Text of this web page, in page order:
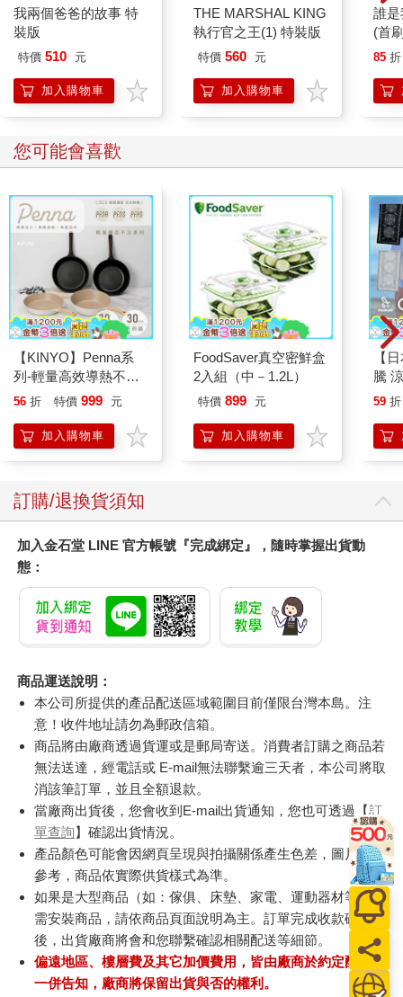
我兩個爸爸的故事 特
裝版
特價 510 元
加入購物車
THE MARSHAL KING
執行官之王(1) 特裝版
特價 560 元
加入購物車
誰
(首
85 折
您可能會喜歡
【KINYO】Penna系
列-輕量高效導熱不沾
平煎鍋30cm
56 折 特價 999 元
加入購物車
FoodSaver真空密鮮盒
2入組（中－1.2L）
特價 899 元
加入購物車
【
騰
涼
毛巾
59 折
訂購/退換貨須知
加入金石堂 LINE 官方帳號『完成綁定』，隨時掌握出貨動
態：
商品運送說明：
本公司所提供的產品配送區域範圍目前僅限台灣本島。注
意！收件地址請勿為郵政信箱。
商品將由廠商透過貨運或是郵局寄送。消費者訂購之商品若
無法送達，經電話或 E-mail無法聯繫逾三天者，本公司將取
消該筆訂單，並且全額退款。
當廠商出貨後，您會收到E-mail出貨通知，您也可透過【訂
單查詢】確認出貨情況。
產品顏色可能會因網頁呈現與拍攝關係產生色差，圖片僅供
參考，商品依實際供貨樣式為準。
如果是大型商品（如：傢俱、床墊、家電、運動器材等）及
需安裝商品，請依商品頁面說明為主。訂單完成收款確認
後，出貨廠商將會和您聯繫確認相關配送等細節。
偏遠地區、樓層費及其它加價費用，皆由廠商於約定配送時
一併告知，廠商將保留出貨與否的權利。